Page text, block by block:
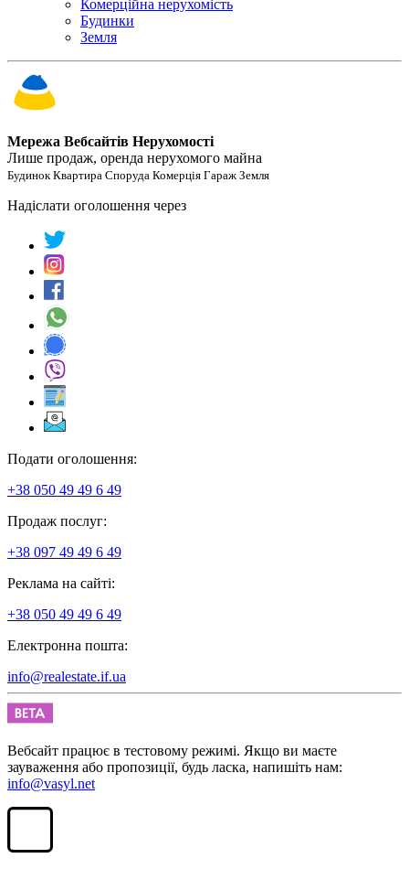
Комерційна нерухомість
Будинки
Земля
Мережа Вебсайтів Нерухомості
Лише продаж, оренда нерухомого майна
Будинок Квартира Споруда Комерція Гараж Земля
Надіслати оголошення через
Подати оголошення:
+38 050 49 49 6 49
Продаж послуг:
+38 097 49 49 6 49
Реклама на сайті:
+38 050 49 49 6 49
Електронна пошта:
info@realestate.if.ua
Вебсайт працює в тестовому режимі. Якщо ви маєте
зауваження або пропозиції, будь ласка, напишіть нам:
info@vasyl.net